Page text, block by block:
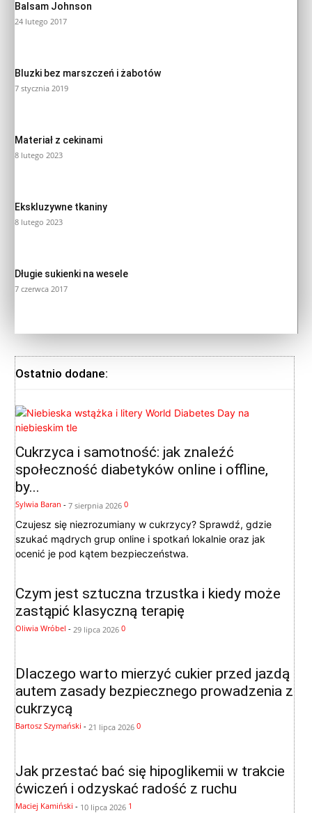
Balsam Johnson
24 lutego 2017
Bluzki bez marszczeń i żabotów
7 stycznia 2019
Materiał z cekinami
8 lutego 2023
Ekskluzywne tkaniny
8 lutego 2023
Długie sukienki na wesele
7 czerwca 2017
Ostatnio dodane:
Cukrzyca i samotność: jak znaleźć
społeczność diabetyków online i offline,
by...
Sylwia Baran - 7 sierpnia 2026 0
Czujesz się niezrozumiany w cukrzycy? Sprawdź, gdzie
szukać mądrych grup online i spotkań lokalnie oraz jak
ocenić je pod kątem bezpieczeństwa.
Czym jest sztuczna trzustka i kiedy może
zastąpić klasyczną terapię
Oliwia Wróbel - 29 lipca 2026 0
Dlaczego warto mierzyć cukier przed jazdą
autem zasady bezpiecznego prowadzenia z
cukrzycą
Bartosz Szymański - 21 lipca 2026 0
Jak przestać bać się hipoglikemii w trakcie
ćwiczeń i odzyskać radość z ruchu
Maciej Kamiński - 10 lipca 2026 1